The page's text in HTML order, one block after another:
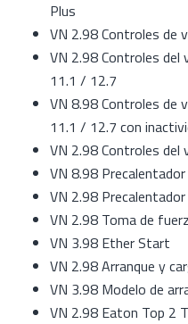
Plus
VN 2.98 Controles de
VN 2.98 Controles
11.1 / 12.7
VN 8.98 Controles de
11.1 / 12.7 con
VN 2.98 Controles del
VN 8.98
VN 2.98
VN 2.98 Toma de
VN 3.98 Ether Start
VN 2.98 Arranque y
VN 3.98 Modelo de
VN 2.98 Eaton Top 2